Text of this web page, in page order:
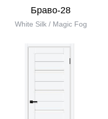
Браво-28
White Silk / Magic Fog